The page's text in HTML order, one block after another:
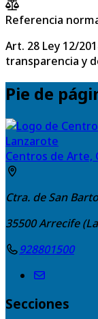
Referencia
Art. 28 Ley 12/
transparencia y
Pie de
Centros de Arte,
Ctra. de San
35500Arrecife
928801500
Secciones